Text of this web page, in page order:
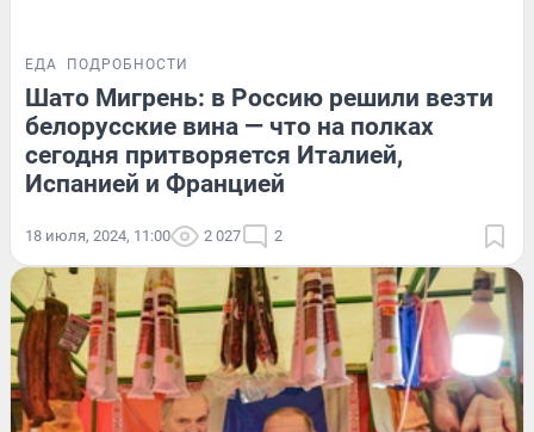
ЕДА ПОДРОБНОСТИ
Шато Мигрень: в Россию решили везти
белорусские вина — что на полках
сегодня притворяется Италией,
Испанией и Францией
18 июля, 2024, 11:00 2 027 2